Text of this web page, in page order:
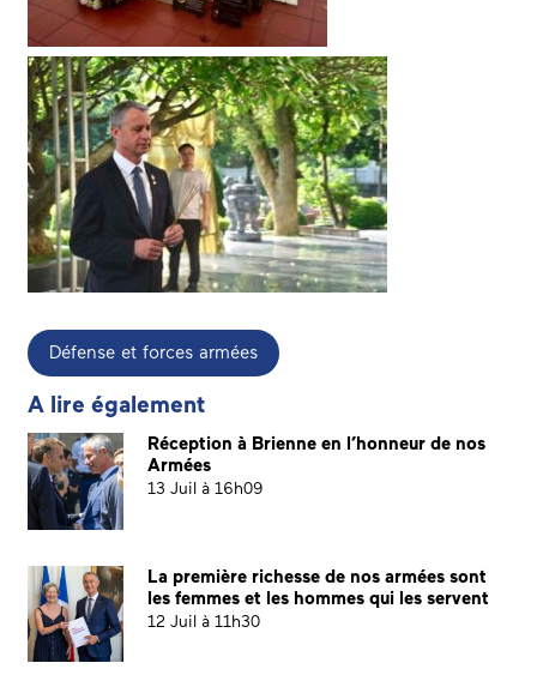
Défense et forces armées
A lire également
Réception à Brienne en l’honneur de nos
Armées
13 Juil à 16h09
La première richesse de nos armées sont
les femmes et les hommes qui les servent
12 Juil à 11h30